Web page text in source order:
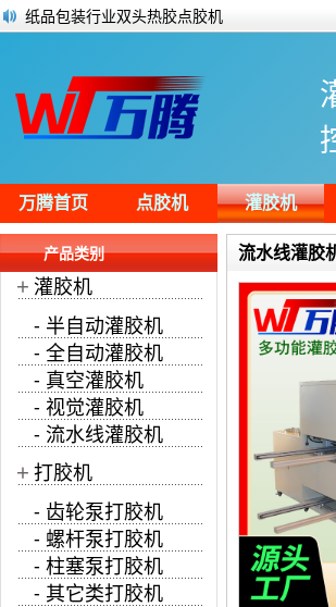
简单了解伺服电机磁钢磁瓦粘接胶
点胶设备实力榜第一名！万腾灌胶机开门红
电路板点胶一般用什么胶水？
硅胶用什么胶水能粘住？
多头灌胶机为太阳能光伏板喷涂水晶胶
纸品包装行业双头热胶点胶机
万腾首页 点胶机 灌胶机
流水线灌胶
产品类别
+ 灌胶机
- 半自动灌胶机
- 全自动灌胶机
- 真空灌胶机
- 视觉灌胶机
- 流水线灌胶机
+ 打胶机
- 齿轮泵打胶机
- 螺杆泵打胶机
- 柱塞泵打胶机
- 其它类打胶机